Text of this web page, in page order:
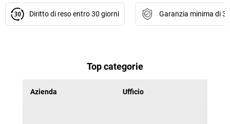
Diritto di reso entro 30 giorni Garanzia minima di 3
Top categorie
Azienda Ufficio